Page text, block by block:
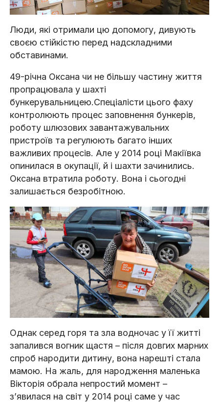
Люди, які отримали цю допомогу, дивують
своєю стійкістю перед надскладними
обставинами.
49-річна Оксана чи не більшу частину життя
пропрацювала у шахті
бункерувальницею.Спеціалісти цього фаху
контролюють процес заповнення бункерів,
роботу шлюзових завантажувальних
пристроїв та регулюють багато інших
важливих процесів. Але у 2014 році Макіївка
опинилася в окупації, й і шахти зачинились.
Оксана втратила роботу. Вона і сьогодні
залишається безробітною.
Однак серед горя та зла водночас у її житті
запалився вогник щастя – після довгих марних
спроб народити дитину, вона нарешті стала
мамою. На жаль, для народження маленька
Вікторія обрала непростий момент –
зʼявилася на світ у 2014 році саме у час